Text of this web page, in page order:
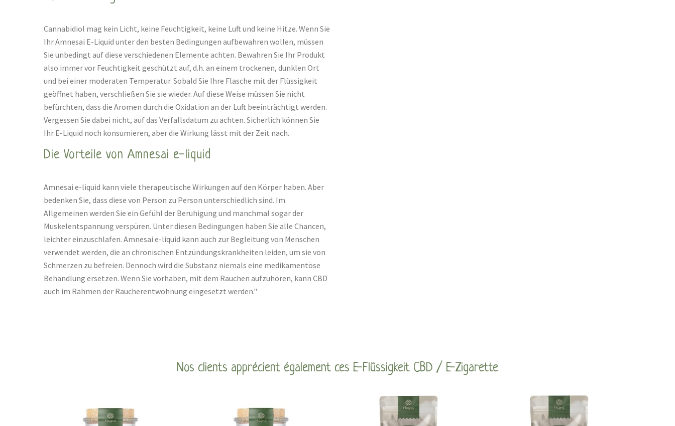
Cannabidiol mag kein Licht, keine Feuchtigkeit, keine Luft und keine Hitze. Wenn Sie
Ihr Amnesai E-Liquid unter den besten Bedingungen aufbewahren wollen, müssen
Sie unbedingt auf diese verschiedenen Elemente achten. Bewahren Sie Ihr Produkt
also immer vor Feuchtigkeit geschützt auf, d.h. an einem trockenen, dunklen Ort
und bei einer moderaten Temperatur. Sobald Sie Ihre Flasche mit der Flüssigkeit
geöffnet haben, verschließen Sie sie wieder. Auf diese Weise müssen Sie nicht
befürchten, dass die Aromen durch die Oxidation an der Luft beeinträchtigt werden.
Vergessen Sie dabei nicht, auf das Verfallsdatum zu achten. Sicherlich können Sie
Ihr E-Liquid noch konsumieren, aber die Wirkung lässt mit der Zeit nach.
Die Vorteile von Amnesai e-liquid
Amnesai e-liquid kann viele therapeutische Wirkungen auf den Körper haben. Aber
bedenken Sie, dass diese von Person zu Person unterschiedlich sind. Im
Allgemeinen werden Sie ein Gefühl der Beruhigung und manchmal sogar der
Muskelentspannung verspüren. Unter diesen Bedingungen haben Sie alle Chancen,
leichter einzuschlafen. Amnesai e-liquid kann auch zur Begleitung von Menschen
verwendet werden, die an chronischen Entzündungskrankheiten leiden, um sie von
Schmerzen zu befreien. Dennoch wird die Substanz niemals eine medikamentöse
Behandlung ersetzen. Wenn Sie vorhaben, mit dem Rauchen aufzuhören, kann CBD
auch im Rahmen der Raucherentwöhnung eingesetzt werden."
Nos clients apprécient également ces E-Flüssigkeit CBD / E-Zigarette